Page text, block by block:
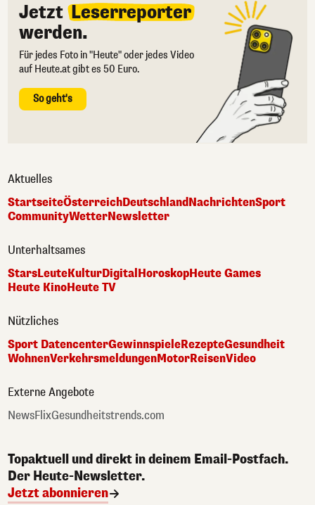
Jetzt Leserreporter
werden.
Für jedes Foto in "Heute" oder jedes Video
auf Heute.at gibt es 50 Euro.
So geht's
Aktuelles
StartseiteÖsterreichDeutschlandNachrichtenSport
CommunityWetterNewsletter
Unterhaltsames
StarsLeuteKulturDigital HoroskopHeute Games
Heute KinoHeute TV
Nützliches
Sport DatencenterGewinnspieleRezepteGesundheit
WohnenVerkehrsmeldungenMotorReisenVideo
Externe Angebote
NewsFlixGesundheitstrends.com
Topaktuell und direkt in deinem Email-Postfach.
Der Heute-Newsletter.
Jetzt abonnieren